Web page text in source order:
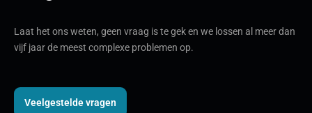
Laat het ons weten, geen vraag is te gek en we lossen al meer dan
vijf jaar de meest complexe problemen op.
Veelgestelde vragen